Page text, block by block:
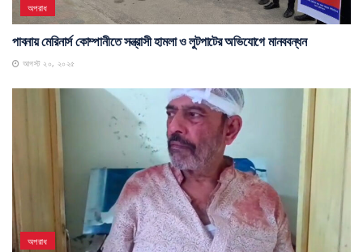
অপরাধ
পাবনায় মেরিনার্স কোম্পানীতে সন্ত্রাসী হামলা ও লুটপাটের অভিযোগে মানববন্ধন
আগস্ট ২০, ২০২৫
অপরাধ